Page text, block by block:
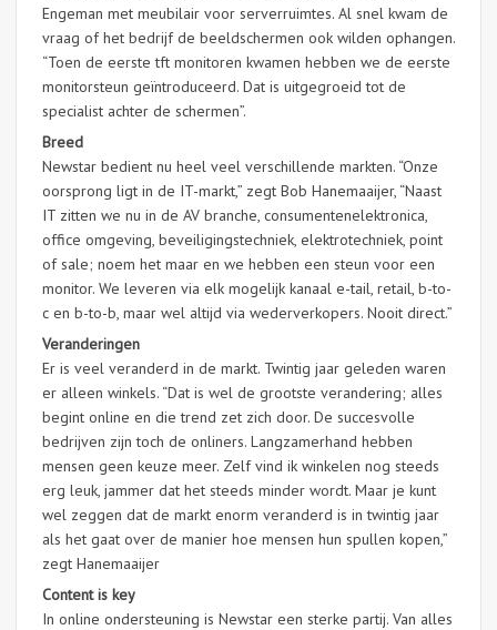
Engeman met meubilair voor serverruimtes. Al snel kwam de
vraag of het bedrijf de beeldschermen ook wilden ophangen.
“Toen de eerste tft monitoren kwamen hebben we de eerste
monitorsteun geïntroduceerd. Dat is uitgegroeid tot de
specialist achter de schermen”.
Breed
Newstar bedient nu heel veel verschillende markten. “Onze
oorsprong ligt in de IT-markt,” zegt Bob Hanemaaijer, “Naast
IT zitten we nu in de AV branche, consumentenelektronica,
office omgeving, beveiligingstechniek, elektrotechniek, point
of sale; noem het maar en we hebben een steun voor een
monitor. We leveren via elk mogelijk kanaal e-tail, retail, b-to-
c en b-to-b, maar wel altijd via wederverkopers. Nooit direct.”
Veranderingen
Er is veel veranderd in de markt. Twintig jaar geleden waren
er alleen winkels. “Dat is wel de grootste verandering; alles
begint online en die trend zet zich door. De succesvolle
bedrijven zijn toch de onliners. Langzamerhand hebben
mensen geen keuze meer. Zelf vind ik winkelen nog steeds
erg leuk, jammer dat het steeds minder wordt. Maar je kunt
wel zeggen dat de markt enorm veranderd is in twintig jaar
als het gaat over de manier hoe mensen hun spullen kopen,”
zegt Hanemaaijer
Content is key
In online ondersteuning is Newstar een sterke partij. Van alles